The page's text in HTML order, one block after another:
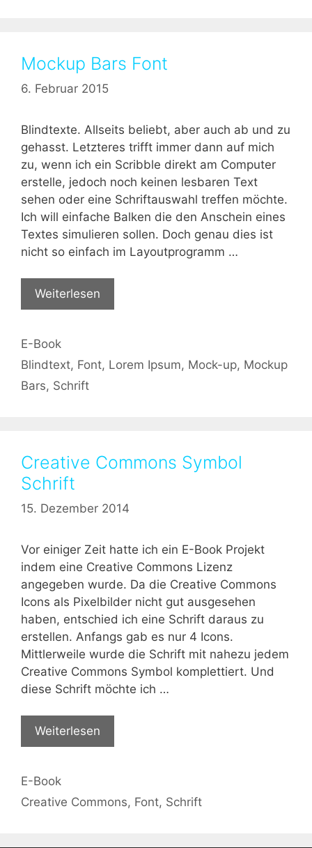
Mockup Bars Font
6. Februar 2015
Blindtexte. Allseits beliebt, aber auch ab und zu
gehasst. Letzteres trifft immer dann auf mich
zu, wenn ich ein Scribble direkt am Computer
erstelle, jedoch noch keinen lesbaren Text
sehen oder eine Schriftauswahl treffen möchte.
Ich will einfache Balken die den Anschein eines
Textes simulieren sollen. Doch genau dies ist
nicht so einfach im Layoutprogramm …
Weiterlesen
Kategorien
E-Book
Schlagwörter
Blindtext, Font, Lorem Ipsum, Mock-up, Mockup
Bars, Schrift
Creative Commons Symbol
Schrift
15. Dezember 2014
Vor einiger Zeit hatte ich ein E-Book Projekt
indem eine Creative Commons Lizenz
angegeben wurde. Da die Creative Commons
Icons als Pixelbilder nicht gut ausgesehen
haben, entschied ich eine Schrift daraus zu
erstellen. Anfangs gab es nur 4 Icons.
Mittlerweile wurde die Schrift mit nahezu jedem
Creative Commons Symbol komplettiert. Und
diese Schrift möchte ich …
Weiterlesen
Kategorien
E-Book
Schlagwörter
Creative Commons, Font, Schrift